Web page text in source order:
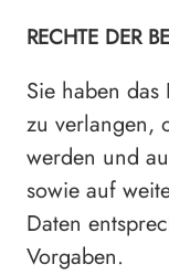
RECHTE DER
Sie haben
zu verlangen,
werden und
sowie auf
Daten
Vorgaben.